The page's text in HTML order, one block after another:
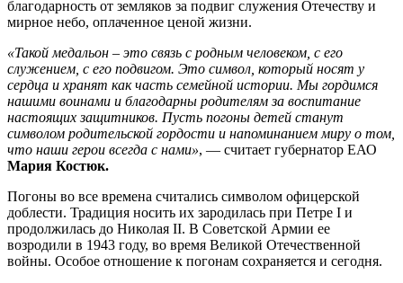
благодарность от земляков за подвиг служения Отечеству и
мирное небо, оплаченное ценой жизни.
«Такой медальон – это связь с родным человеком, с его
служением, с его подвигом. Это символ, который носят у
сердца и хранят как часть семейной истории. Мы гордимся
нашими воинами и благодарны родителям за воспитание
настоящих защитников. Пусть погоны детей станут
символом родительской гордости и напоминанием миру о том,
что наши герои всегда с нами», — считает губернатор ЕАО
Мария Костюк.
Погоны во все времена считались символом офицерской
доблести. Традиция носить их зародилась при Петре I и
продолжилась до Николая II. В Советской Армии ее
возродили в 1943 году, во время Великой Отечественной
войны. Особое отношение к погонам сохраняется и сегодня.